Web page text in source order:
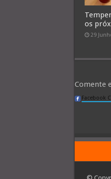
os
29
Comente
Facebook